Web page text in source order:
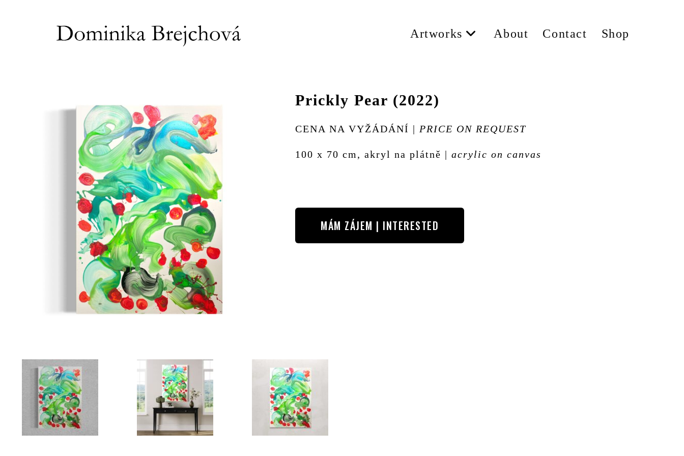
Artworks About Contact Shop
Prickly Pear (2022)
CENA NA VYŽÁDÁNÍ | PRICE ON REQUEST
100 x 70 cm, akryl na plátně | acrylic on canvas
MÁM ZÁJEM | INTERESTED